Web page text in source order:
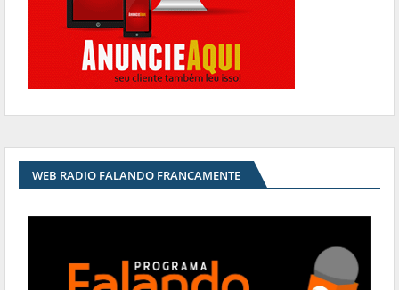
WEB RADIO FALANDO FRANCAMENTE